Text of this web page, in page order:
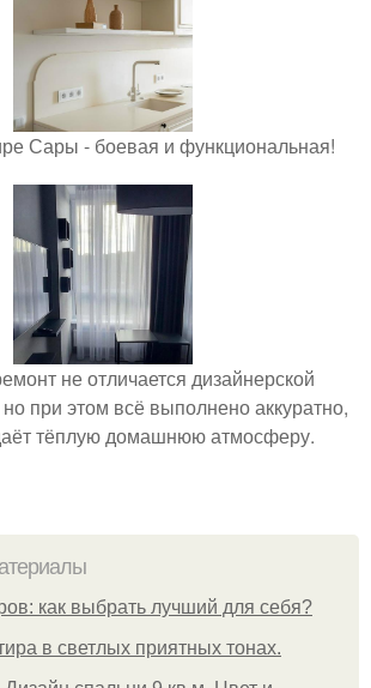
Сары - боевая и функциональная!
не отличается дизайнерской
при этом всё выполнено аккуратно,
тёплую домашнюю атмосферу.
как выбрать лучший для себя?
в светлых приятных тонах.